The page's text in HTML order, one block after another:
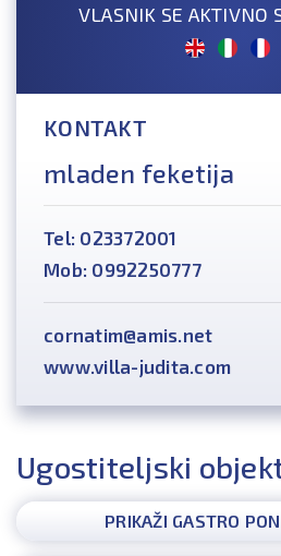
VLASNIK SE AKTIVNO
KONTAKT
mladen feketija
Tel: 023372001
Mob: 0992250777
cornatim@amis.net
www.villa-judita.com
Ugostiteljski
PRIKAŽI GASTRO